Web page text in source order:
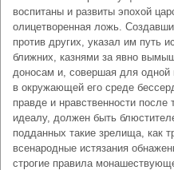
воспитаны и развиты эпохой
олицетворенная ложь.
против других, указал им путь
ближних, казнями за явно
доносам и, совершая для одной
в окружающей его среде
правде и нравственности после
идеалу, должен быть
подданных такие зрелища, как
всенародные истязания
строгие правила